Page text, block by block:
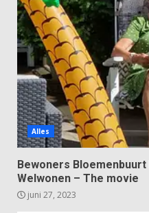
Alles
Bewoners
Welwonen – The movie
juni 27, 2023